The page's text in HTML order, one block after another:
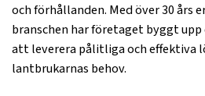
och förhållanden. Med över 30 års
branschen har företaget byggt
att leverera pålitliga och effektiva
lantbrukarnas behov.